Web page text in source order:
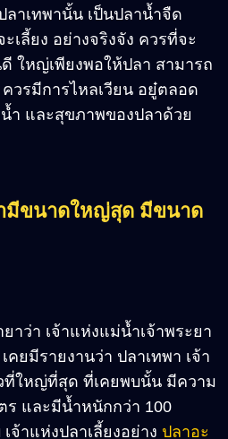
ลาเทพานั้น เป็นปลาน้ำจืด
ลี้ยง อย่างจริงจัง ควรที่จะ
ใหญ่เพียงพอให้ปลา สามารถ
วรมีการไหลเวียน อยู๋ตลอด
ำ และสุขภาพของปลาด้วย
มีขนาดใหญ่สุด มีขนาด
าว่า เจ้าแห่งแม่น้ำเจ้าพระยา
ยมีรายงานว่า ปลาเทพา เจ้า
ที่ใหญ่ที่สุด ที่เคยพบนั้น มีความ
ร และมีน้ำหนักกว่า 100
จ้าแห่งปลาเลี้ยงอย่าง ปลาอะ